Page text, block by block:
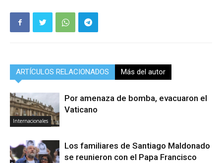
ARTÍCULOS RELACIONADOS Más del autor
Internacionales
Por amenaza de bomba, evacuaron el
Vaticano
Los familiares de Santiago Maldonado
se reunieron con el Papa Francisco